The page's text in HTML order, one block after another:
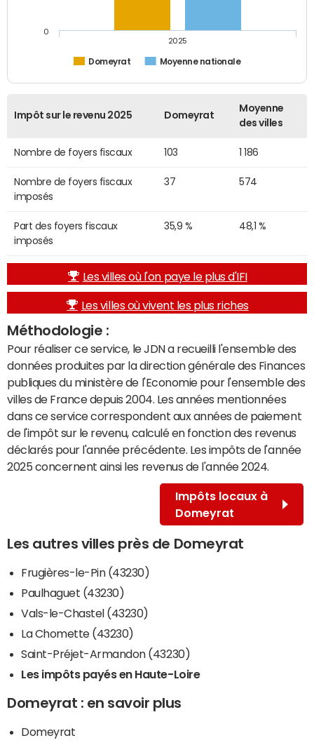
Domeyrat Moyenne nationale
2025
0
Impôt sur le revenu 2025 Domeyrat
Moyenne
des villes
Nombre de foyers fiscaux 103 1 186
Nombre de foyers fiscaux
imposés
37 574
Part des foyers fiscaux
imposés
35,9 % 48,1 %
Les villes où l'on paye le plus d'IFI
Les villes où vivent les plus riches
Méthodologie :
Pour réaliser ce service, le JDN a recueilli l'ensemble des
données produites par la direction générale des Finances
publiques du ministère de l'Economie pour l'ensemble des
villes de France depuis 2004. Les années mentionnées
dans ce service correspondent aux années de paiement
de l'impôt sur le revenu, calculé en fonction des revenus
déclarés pour l'année précédente. Les impôts de l'année
2025 concernent ainsi les revenus de l'année 2024.
Impôts locaux à
Domeyrat
Les autres villes près de Domeyrat
Frugières-le-Pin (43230)
Paulhaguet (43230)
Vals-le-Chastel (43230)
La Chomette (43230)
Saint-Préjet-Armandon (43230)
Les impôts payés en Haute-Loire
Domeyrat : en savoir plus
Domeyrat